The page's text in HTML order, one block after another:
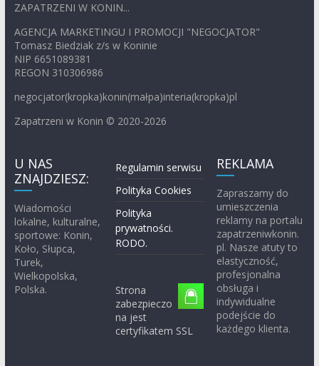
ZAPATRZENI W KONIN...
AGENCJA MARKETINGU I PROMOCJI "NEGOCJATOR"
Tomasz Biedziak z/s w Koninie
NIP 6651089381
REGON 310306986
negocjator(kropka)konin(małpa)interia(kropka)pl
Zapatrzeni w Konin © 2020-2026
U NAS
ZNAJDZIESZ:
Wiadomości
lokalne, kulturalne,
sportowe: Konin,
Koło, Słupca,
Turek,
Wielkopolska,
Polska.
Regulamin serwisu
Polityka Cookies
Polityka
prywatności.
RODO.
Strona
zabezpieczo
na jest
certyfikatem SSL
REKLAMA
Zapraszamy do
umieszczenia
reklamy na portalu
zapatrzeniwkonin.
pl. Nasze atuty to
elastyczność,
profesjonalna
obsługa i
indywidualne
podejście do
każdego klienta.